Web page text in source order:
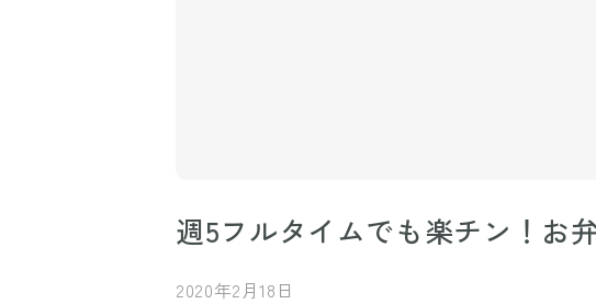
週5フルタイムでも楽チン！お
2020年2月18日